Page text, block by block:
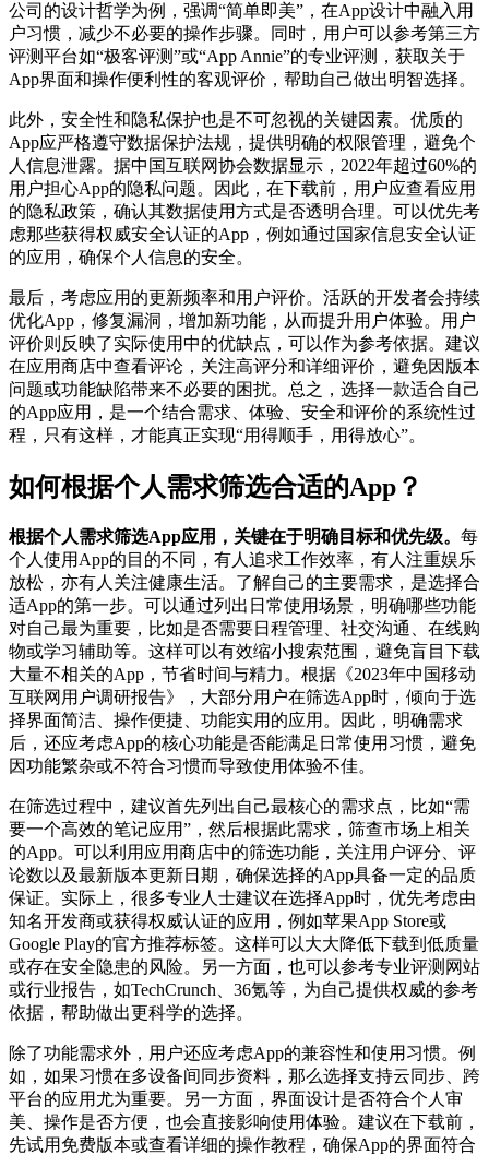
公司的设计哲学为例，强调“简单即美”，在App设计中融入用
户习惯，减少不必要的操作步骤。同时，用户可以参考第三方
评测平台如“极客评测”或“App Annie”的专业评测，获取关于
App界面和操作便利性的客观评价，帮助自己做出明智选择。
此外，安全性和隐私保护也是不可忽视的关键因素。优质的
App应严格遵守数据保护法规，提供明确的权限管理，避免个
人信息泄露。据中国互联网协会数据显示，2022年超过60%的
用户担心App的隐私问题。因此，在下载前，用户应查看应用
的隐私政策，确认其数据使用方式是否透明合理。可以优先考
虑那些获得权威安全认证的App，例如通过国家信息安全认证
的应用，确保个人信息的安全。
最后，考虑应用的更新频率和用户评价。活跃的开发者会持续
优化App，修复漏洞，增加新功能，从而提升用户体验。用户
评价则反映了实际使用中的优缺点，可以作为参考依据。建议
在应用商店中查看评论，关注高评分和详细评价，避免因版本
问题或功能缺陷带来不必要的困扰。总之，选择一款适合自己
的App应用，是一个结合需求、体验、安全和评价的系统性过
程，只有这样，才能真正实现“用得顺手，用得放心”。
如何根据个人需求筛选合适的App？
根据个人需求筛选App应用，关键在于明确目标和优先级。 每
个人使用App的目的不同，有人追求工作效率，有人注重娱乐
放松，亦有人关注健康生活。了解自己的主要需求，是选择合
适App的第一步。可以通过列出日常使用场景，明确哪些功能
对自己最为重要，比如是否需要日程管理、社交沟通、在线购
物或学习辅助等。这样可以有效缩小搜索范围，避免盲目下载
大量不相关的App，节省时间与精力。根据《2023年中国移动
互联网用户调研报告》，大部分用户在筛选App时，倾向于选
择界面简洁、操作便捷、功能实用的应用。因此，明确需求
后，还应考虑App的核心功能是否能满足日常使用习惯，避免
因功能繁杂或不符合习惯而导致使用体验不佳。
在筛选过程中，建议首先列出自己最核心的需求点，比如“需
要一个高效的笔记应用”，然后根据此需求，筛查市场上相关
的App。可以利用应用商店中的筛选功能，关注用户评分、评
论数以及最新版本更新日期，确保选择的App具备一定的品质
保证。实际上，很多专业人士建议在选择App时，优先考虑由
知名开发商或获得权威认证的应用，例如苹果App Store或
Google Play的官方推荐标签。这样可以大大降低下载到低质量
或存在安全隐患的风险。另一方面，也可以参考专业评测网站
或行业报告，如TechCrunch、36氪等，为自己提供权威的参考
依据，帮助做出更科学的选择。
除了功能需求外，用户还应考虑App的兼容性和使用习惯。例
如，如果习惯在多设备间同步资料，那么选择支持云同步、跨
平台的应用尤为重要。另一方面，界面设计是否符合个人审
美、操作是否方便，也会直接影响使用体验。建议在下载前，
先试用免费版本或查看详细的操作教程，确保App的界面符合